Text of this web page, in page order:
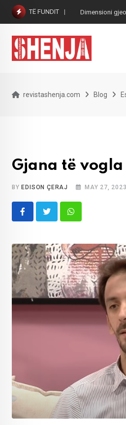
Skip
content
TË FUNDIT Dimensioni
revistashenja.com Blog
Gjana të
BYEDISON ÇERAJ MAY 27, 2023
Whatsapp